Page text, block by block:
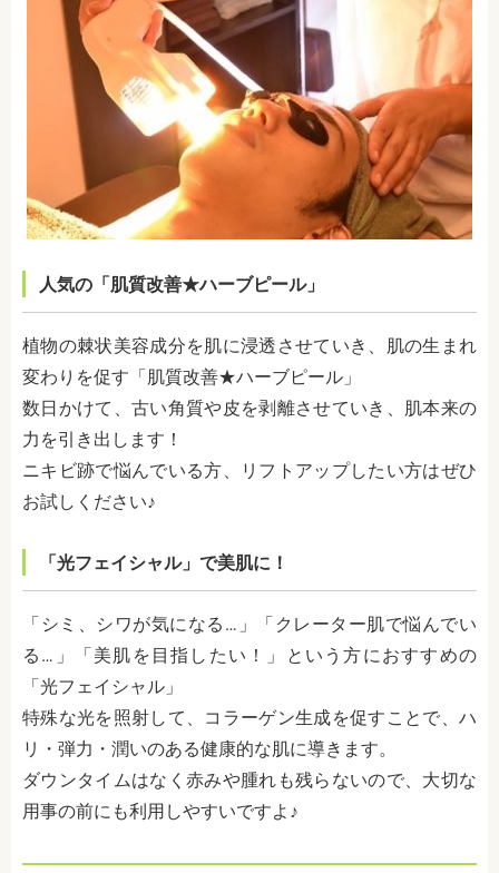
人気の「肌質改善★ハーブピール」
植物の棘状美容成分を肌に浸透させていき、肌の生まれ
変わりを促す「肌質改善★ハーブピール」
数日かけて、古い角質や皮を剥離させていき、肌本来の
力を引き出します！
ニキビ跡で悩んでいる方、リフトアップしたい方はぜひ
お試しください♪
「光フェイシャル」で美肌に！
「シミ、シワが気になる…」「クレーター肌で悩んでい
る…」「美肌を目指したい！」という方におすすめの
「光フェイシャル」
特殊な光を照射して、コラーゲン生成を促すことで、ハ
リ・弾力・潤いのある健康的な肌に導きます。
ダウンタイムはなく赤みや腫れも残らないので、大切な
用事の前にも利用しやすいですよ♪